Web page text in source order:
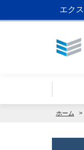
エク
ホーム